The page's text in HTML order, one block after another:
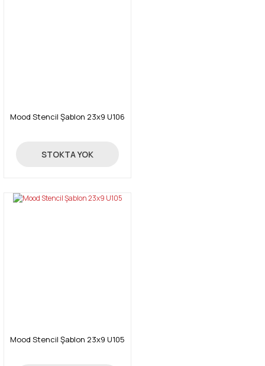
Mood Stencil Şablon 23x9 U106
24,00 TL
STOKTA YOK
Mood Stencil Şablon 23x9 U105